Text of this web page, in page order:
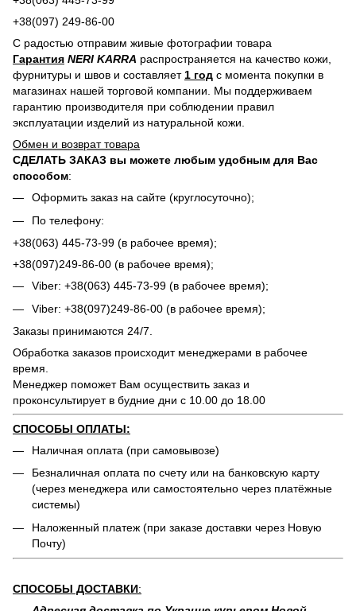
+38(097) 249-86-00
С радостью отправим живые фотографии товара
Гарантия NERI KARRA распространяется на качество кожи,
фурнитуры и швов и составляет1 год с момента покупки в
магазинах нашей торговой компании. Мы поддерживаем
гарантию производителя при соблюдении правил
эксплуатации изделий из натуральной кожи.
Обмен и возврат товара
СДЕЛАТЬ ЗАКАЗ вы можете любым удобным для Вас
способом:
Оформить заказ на сайте (круглосуточно);
По телефону:
+38(063) 445-73-99 (в рабочее время);
+38(097)249-86-00 (в рабочее время);
Viber: +38(063) 445-73-99 (в рабочее время);
Viber: +38(097)249-86-00 (в рабочее время);
Заказы принимаются 24/7.
Обработка заказов происходит менеджерами в рабочее
время.
Менеджер поможет Вам осуществить заказ и
проконсультирует в будние дни с 10.00 до 18.00
СПОСОБЫ ОПЛАТЫ:
Наличная оплата (при самовывозе)
Безналичная оплата по счету или на банковскую карту
(через менеджера или самостоятельно через платёжные
системы)
Наложенный платеж (при заказе доставки через Новую
Почту)
СПОСОБЫ ДОСТАВКИ: